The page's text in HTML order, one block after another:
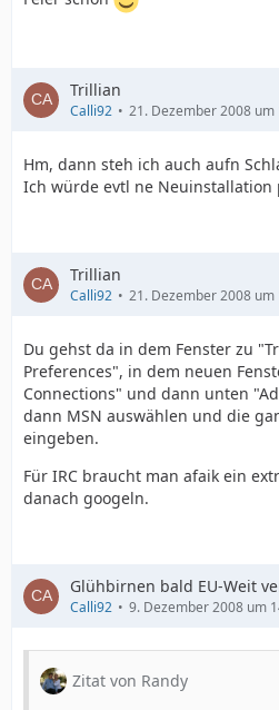
Trillian
Calli92 21. Dezember 2008 um
Hm, dann steh ich auch aufn
Ich würde evtl ne Neuinstallation
Trillian
Calli92 21. Dezember 2008 um
Du gehst da in dem Fenster zu
Preferences", in dem neuen
Connections" und dann unten
dann MSN auswählen und die
eingeben.
Für IRC braucht man afaik ein
danach googeln.
Glühbirnen bald EU-Weit
Calli92 9. Dezember 2008 um
Zitat von Randy